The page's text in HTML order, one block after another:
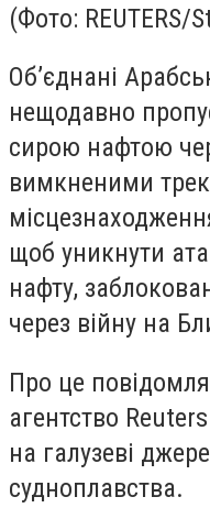
(Фото:
Об’єднані
нещодавно
сирою нафтою
вимкненими
щоб уникнути
нафту,
через війну на
Про це
агентство
на галузеві
судноплавства.